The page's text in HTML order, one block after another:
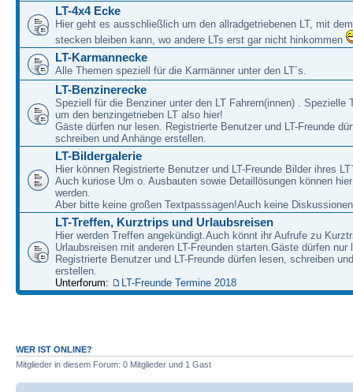
LT-4x4 Ecke
Hier geht es ausschließlich um den allradgetriebenen LT, mit
stecken bleiben kann, wo andere LTs erst gar nicht hinkommen
LT-Karmannecke
Alle Themen speziell für die Karmänner unter den LT´s.
LT-Benzinerecke
Speziell für die Benziner unter den LT Fahrern(innen) . Spezielle
um den benzingetrieben LT also hier!
Gäste dürfen nur lesen. Registrierte Benutzer und LT-Freunde
schreiben und Anhänge erstellen.
LT-Bildergalerie
Hier können Registrierte Benutzer und LT-Freunde Bilder ihres
Auch kuriose Um o. Ausbauten sowie Detaillösungen können
werden.
Aber bitte keine großen Textpasssagen!Auch keine
LT-Treffen, Kurztrips und Urlaubsreisen
Hier werden Treffen angekündigt.Auch könnt ihr Aufrufe zu
Urlaubsreisen mit anderen LT-Freunden starten.Gäste dürfen nur
Registrierte Benutzer und LT-Freunde dürfen lesen, schreiben
erstellen.
Unterforum:
LT-Freunde Termine 2018
WER IST ONLINE?
Mitglieder in diesem Forum: 0 Mitglieder und 1 Gast